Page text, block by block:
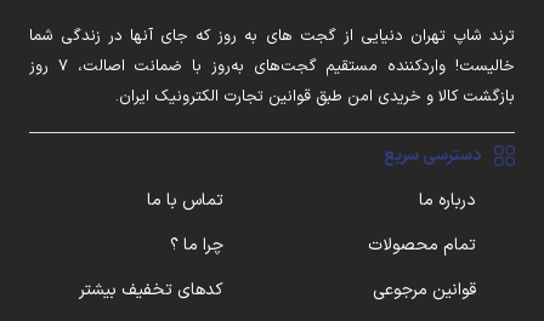
ترند شاپ تهران دنیایی از گجت های به روز که جای آنها در زندگی شما
خالیست! واردکننده مستقیم گجت‌های به‌روز با ضمانت اصالت، ۷ روز
بازگشت کالا و خریدی امن طبق قوانین تجارت الکترونیک ایران.
دسترسی سریع
درباره ما
تماس با ما
تمام محصولات
چرا ما ؟
قوانین مرجوعی
کدهای تخفیف بیشتر